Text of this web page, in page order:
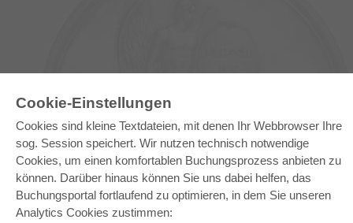
Cookie-Einstellungen
Cookies sind kleine Textdateien, mit denen Ihr Webbrowser Ihre
sog. Session speichert. Wir nutzen technisch notwendige
Cookies, um einen komfortablen Buchungsprozess anbieten zu
können. Darüber hinaus können Sie uns dabei helfen, das
Buchungsportal fortlaufend zu optimieren, in dem Sie unseren
Analytics Cookies zustimmen:
Gesamtpaket
Fachbereichspakete
Pick & Choose
Bereitstellung von E-Books
Häufig gestellte Fragen (FAQ)